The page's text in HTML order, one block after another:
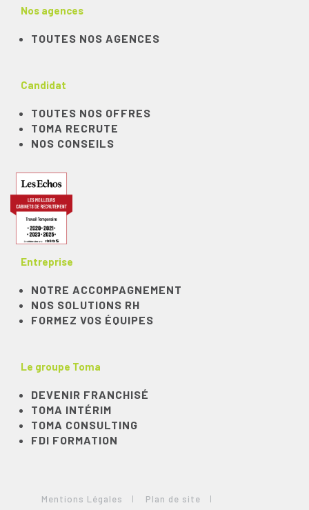
Nos agences
TOUTES NOS AGENCES
Candidat
TOUTES NOS OFFRES
TOMA RECRUTE
NOS CONSEILS
Entreprise
NOTRE ACCOMPAGNEMENT
NOS SOLUTIONS RH
FORMEZ VOS ÉQUIPES
Le groupe Toma
DEVENIR FRANCHISÉ
TOMA INTÉRIM
TOMA CONSULTING
FDI FORMATION
Mentions Légales
Plan de site